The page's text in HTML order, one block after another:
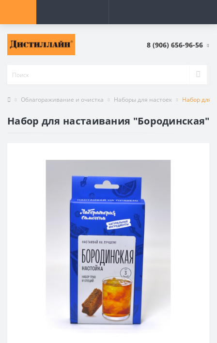
8 (906) 656-96-56
Облагораживание и очистка Наборы для настоек Набор для
Набор для настаивания "Бородинская"